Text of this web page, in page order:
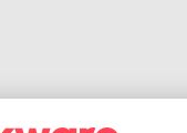
der